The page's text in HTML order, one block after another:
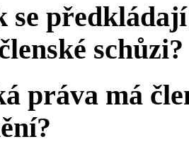
se
schůzi?
práva má